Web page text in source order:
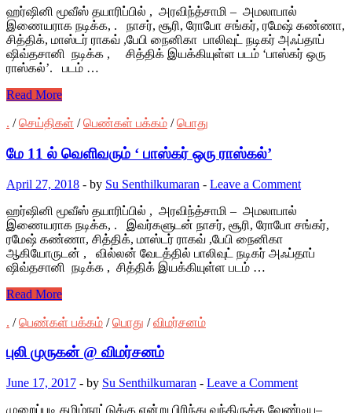
ஹர்ஷினி மூவீஸ் தயாரிப்பில் , அரவிந்த்சாமி – அமலாபால்
இணையராக நடிக்க, . நாசர், சூரி, ரோபோ சங்கர், ரமேஷ் கண்ணா,
சித்திக், மாஸ்டர் ராகவ் ,பேபி நைனிகா பாலிவுட் நடிகர் அஃப்தாப்
ஷிவ்தசானி நடிக்க , சித்திக் இயக்கியுள்ள படம் ‘பாஸ்கர் ஒரு
ராஸ்கல்’. படம் …
Read More
. /செய்திகள் /பெண்கள் பக்கம் /பொது
மே 11 ல் வெளிவரும் ‘ பாஸ்கர் ஒரு ராஸ்கல்’
April 27, 2018 - by Su Senthilkumaran - Leave a Comment
ஹர்ஷினி மூவீஸ் தயாரிப்பில் , அரவிந்த்சாமி – அமலாபால்
இணையராக நடிக்க, . இவர்களுடன் நாசர், சூரி, ரோபோ சங்கர்,
ரமேஷ் கண்ணா, சித்திக், மாஸ்டர் ராகவ் ,பேபி நைனிகா
ஆகியோருடன் , வில்லன் வேடத்தில் பாலிவுட் நடிகர் அஃப்தாப்
ஷிவ்தசானி நடிக்க , சித்திக் இயக்கியுள்ள படம் …
Read More
. /பெண்கள் பக்கம் /பொது /விமர்சனம்
புலி முருகன் @ விமர்சனம்
June 17, 2017 - by Su Senthilkumaran - Leave a Comment
முறைப்படி தமிழ்நாட்டுக்கு என்று பிரிந்து வந்திருக்க வேண்டிய–